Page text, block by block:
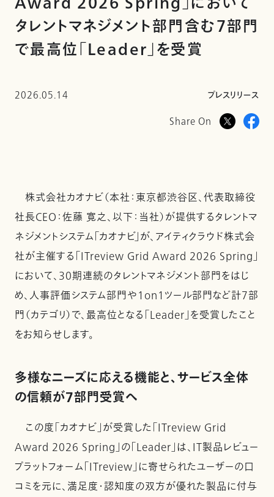
タレントマネジメント部門含む7部門
で最高位「Leader」を受賞
2026.05.14 プレスリリース
Share On
株式会社カオナビ（本社：東京都渋谷区、代表取締役
社長CEO：佐藤 寛之、以下：当社）が提供するタレントマ
ネジメントシステム「カオナビ」が、アイティクラウド株式会
社が主催する「ITreview Grid Award 2026 Spring」
において、30期連続のタレントマネジメント部門をはじ
め、人事評価システム部門や1on1ツール部門など計7部
門（カテゴリ）で、最高位となる「Leader」を受賞したこと
をお知らせします。
多様なニーズに応える機能と、サービス全体
の信頼が7部門受賞へ
この度「カオナビ」が受賞した「ITreview Grid
Award 2026 Spring」の「Leader」は、IT製品レビュー
プラットフォーム「ITreview」に寄せられたユーザーの口
コミを元に、満足度・認知度の双方が優れた製品に付与